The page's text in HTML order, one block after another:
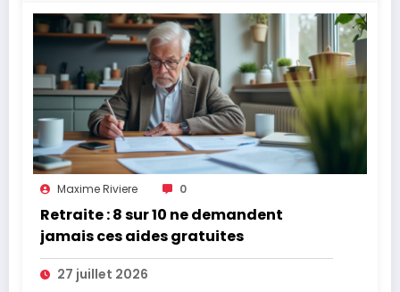
Maxime Riviere 0
Retraite : 8 sur 10 ne demandent
jamais ces aides gratuites
27 juillet 2026